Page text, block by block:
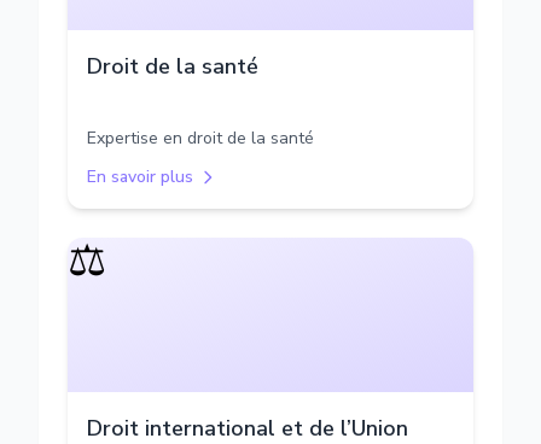
Droit de la santé
Expertise en droit de la santé
En savoir plus
⚖️
Droit international et de l’Union